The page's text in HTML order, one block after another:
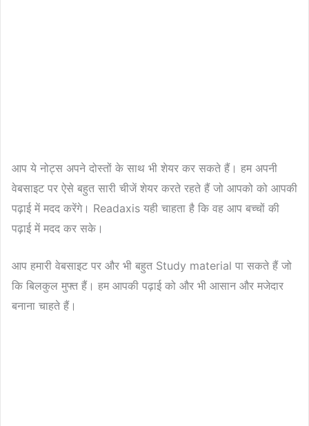
आप ये नोट्स अपने दोस्तों के साथ भी शेयर कर सकते हैं। हम अपनी
वेबसाइट पर ऐसे बहुत सारी चीजें शेयर करते रहते हैं जो आपको को आपकी
पढ़ाई में मदद करेंगे। Readaxis यही चाहता है कि वह आप बच्चों की
पढ़ाई में मदद कर सके।
आप हमारी वेबसाइट पर और भी बहुत Study material पा सकते हैं जो
कि बिलकुल मुफ्त हैं। हम आपकी पढ़ाई को और भी आसान और मजेदार
बनाना चाहते हैं।